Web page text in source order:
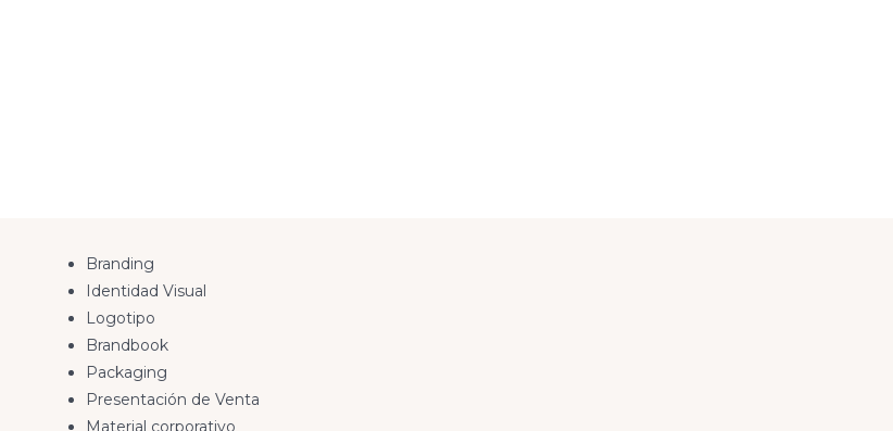
Branding
Identidad Visual
Logotipo
Brandbook
Packaging
Presentación de Venta
Material corporativo